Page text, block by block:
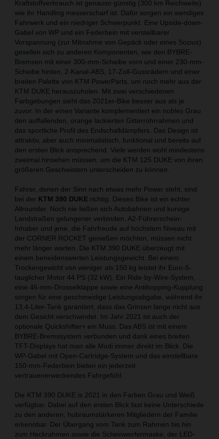
Kraftstoffverbrauch ist genauso günstig (300 km Reichweite)
wie ihr Handling messerscharf ist. Dafür sorgen ein wendiges
Fahrwerk und ein niedriger Schwerpunkt. Eine Upside-down-
Gabel von WP und ein Federbein mit verstellbarer
Vorspannung (zur Mitnahme von Gepäck oder eines Sozius)
gesellen sich zu anderen Komponenten, wie den BYBRE-
Bremsen mit einer 300-mm-Scheibe vorn und einer 230-mm-
Scheibe hinten, 2-Kanal-ABS, 17-Zoll-Gussrädern und einer
breiten Palette von KTM PowerParts, um noch mehr aus der
KTM DUKE herauszuholen. Mit zwei verschiedenen
Farbgebungen sieht das 2021er-Bike besser aus als je
zuvor. In der einen Variante komplementiert ein nobles Grau
den auffallenden, orange lackierten Gitterrohrrahmen und
das sportliche Profil des Endschalldämpfers. Das Design ist
attraktiv, aber auch minimalistisch, funktional und bereits auf
den ersten Blick ansprechend. Viele werden wohl mindestens
zweimal hinsehen müssen, um die KTM 125 DUKE von ihren
größeren Geschwistern unterscheiden zu können.
Fahrer, denen der Sinn nach etwas mehr Power steht, sind
bei der KTM 390 DUKE richtig. Dieses Bike ist ein echter
Allrounder. Noch nie ließen sich Autobahnen und kurvige
Landstraßen gelungener verbinden. A2-Führerschein-
Inhaber und jene, die Fahrfreude auf höchstem Niveau mit
der CORNER ROCKET genießen möchten, müssen nicht
mehr länger warten. Die KTM 390 DUKE überzeugt mit
einem beneidenswerten Leistungsgewicht. Bei einem
Trockengewicht von weniger als 150 kg leistet ihr Euro-5-
tauglicher Motor 44 PS (32 kW). Ein Ride-by-Wire-System,
eine 46-mm-Drosselklappe sowie eine Antihopping-Kupplung
sorgen für eine geschmeidige Leistungsabgabe, während ihr
13,4-Liter-Tank garantiert, dass das Grinsen lange nicht aus
dem Gesicht verschwindet. Im Jahr 2021 ist auch der
optionale Quickshifter+ ein Muss. Das ABS ist mit einem
BYBRE-Bremssystem verbunden und dank eines breiten
TFT-Displays hat man alle Modi immer direkt im Blick. Die
WP-Gabel mit Open-Cartridge-System und das einstellbare
150-mm-Federbein bieten ein jederzeit
vertrauenerweckendes Fahrgefühl.
Die KTM 390 DUKE is 2021 in den Farben Grau und Weiß
verfügbar. Dabei auf den ersten Blick fast keine Unterschiede
zu den anderen, hubraumstärkeren Mitgliedern der Familie
erkennbar. Der Übergang vom Tank zum Rahmen bis hin
zum Heckrahmen sowie die Scheinwerfermaske, der LED-